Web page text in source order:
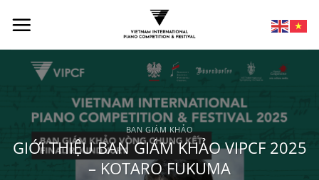
BAN GIÁM KHẢO
GIỚI THIỆU BAN GIÁM KHẢO VIPCF 2025
– KOTARO FUKUMA